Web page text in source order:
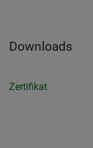
Downloads
Zertifikat